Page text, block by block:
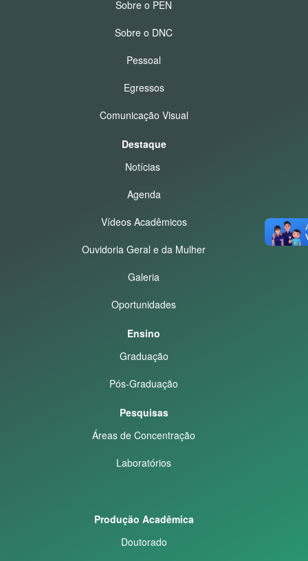
Sobre o PEN
Sobre o DNC
Pessoal
Egressos
Comunicação Visual
Destaque
Notícias
Agenda
Vídeos Acadêmicos
Ouvidoria Geral e da Mulher
Galeria
Oportunidades
Ensino
Graduação
Pós-Graduação
Pesquisas
Áreas de Concentração
Laboratórios
Produção Acadêmica
Doutorado